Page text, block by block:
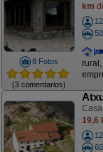
8 Fotos
(3 comentarios)
km
19,6